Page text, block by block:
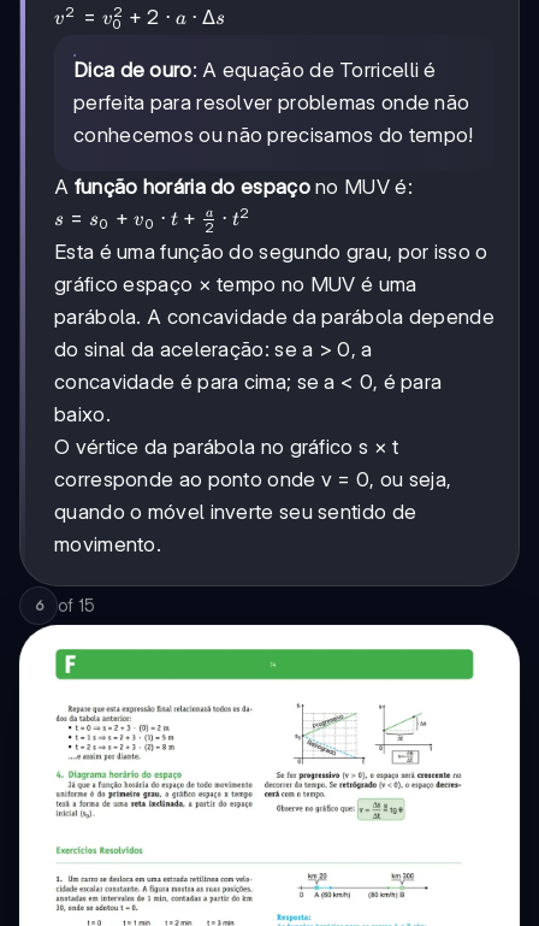
v^2 =
+ 2
\cdot
s
v2 = v0
2 + 2 ⋅ a ⋅ Δs
Dica de ouro: A equação de Torricelli é
perfeita para resolver problemas onde não
conhecemos ou não precisamos do tempo!
A função horária do espaçono MUV é:
s = s_0
+ v_0
\cdot t
+
\frac{a}
{2}
\cdot
t^2
s = s0 + v0 ⋅ t + 2
a ⋅ t2
Esta é uma função do segundo grau, por isso o
gráfico espaço × tempo no MUV é uma
parábola. A concavidade da parábola depende
do sinal da aceleração: se a > 0, a
concavidade é para cima; se a < 0, é para
baixo.
O vértice da parábola no gráfico s × t
corresponde ao ponto onde v = 0, ou seja,
quando o móvel inverte seu sentido de
movimento.
6 of 15